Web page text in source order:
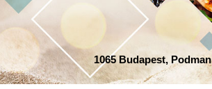
1065 Budapest,